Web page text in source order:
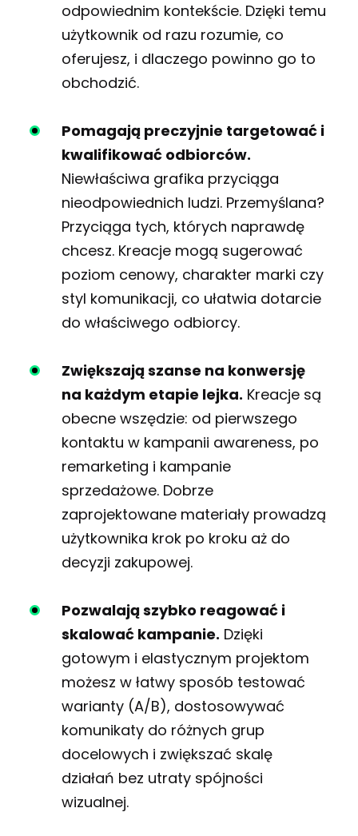
odpowiednim kontekście. Dzięki temu
użytkownik od razu rozumie, co
oferujesz, i dlaczego powinno go to
obchodzić.
Pomagają preczyjnie targetować i
kwalifikować odbiorców.
Niewłaściwa grafika przyciąga
nieodpowiednich ludzi. Przemyślana?
Przyciąga tych, których naprawdę
chcesz. Kreacje mogą sugerować
poziom cenowy, charakter marki czy
styl komunikacji, co ułatwia dotarcie
do właściwego odbiorcy.
Zwiększają szanse na konwersję
na każdym etapie lejka. Kreacje są
obecne wszędzie: od pierwszego
kontaktu w kampanii awareness, po
remarketing i kampanie
sprzedażowe. Dobrze
zaprojektowane materiały prowadzą
użytkownika krok po kroku aż do
decyzji zakupowej.
Pozwalają szybko reagować i
skalować kampanie. Dzięki
gotowym i elastycznym projektom
możesz w łatwy sposób testować
warianty (A/B), dostosowywać
komunikaty do różnych grup
docelowych i zwiększać skalę
działań bez utraty spójności
wizualnej.